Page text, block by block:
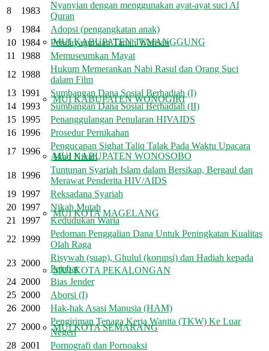
MUI KABUPATEN TEMANGGUNG
MUI KABUPATEN WONOGIRI
MUI KABUPATEN WONOSOBO
MUI KOTA MAGELANG
MUI KOTA PEKALONGAN
MUI KOTA SEMARANG
8 1983
Nyanyian dengan menggunakan ayat-ayat suci Al
Quran
9
1984
Adopsi (pengangkatan anak)
10 1984
Pendayagunaan Tanah Warisan
11
1988
Memuseumkan Mayat
12 1988
Hukum Memerankan Nabi Rasul dan Orang Suci
dalam Film
13 1991
Sumbangan Dana Sosial Berhadiah (I)
14 1993
Sumbangan Dana Sosial Berhadiah (II)
15 1995
Penanggulangan Penularan HIVAIDS
16 1996
Prosedur Pernikahan
17 1996
Pengucapan Sighat Taliq Talak Pada Waktu Upacara
Akad Nikah
18 1996
Tuntunan Syariah Islam dalam Bersikap, Bergaul dan
Merawat Penderita HIV/AIDS
19 1997
Reksadana Syariah
20 1997
Nikah Mutah
21
1997
Kedudukan Waria
22 1999
Pedoman Penggalian Dana Untuk Peningkatan Kualitas
Olah Raga
23 2000
Risywah (suap), Ghulul (korupsi) dan Hadiah kepada
Pejabat
24 2000
Bias Jender
25 2000
Aborsi (I)
26 2000
Hak-hak Asasi Manusia (HAM)
27 2000
Pengiriman Tenaga Kerja Wanita (TKW) Ke Luar
Negeri
28 2001
Pornografi dan Pornoaksi